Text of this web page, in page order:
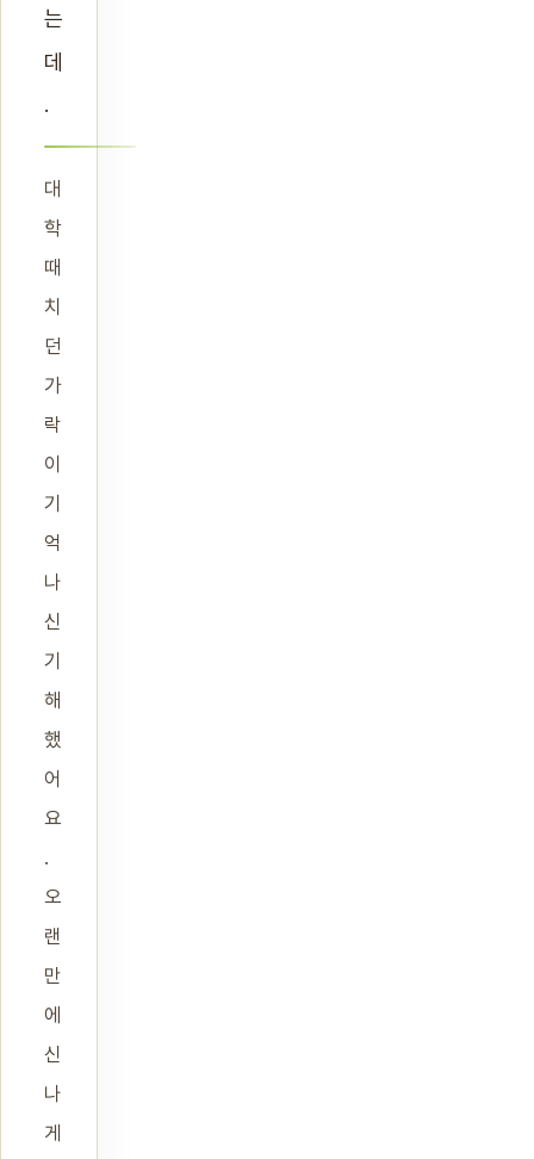
는
데
.
대
학
때
치
던
가
락
이
기
억
나
신
기
해
했
어
요
.
오
랜
만
에
신
나
게